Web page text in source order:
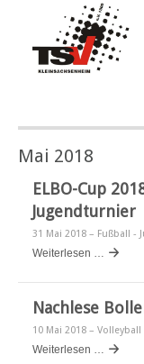
Mai 2018
ELBO-Cup
Jugendturnier
31 Mai 2018 – Fußball -
Weiterlesen …
Nachlese
10 Mai 2018 –
Weiterlesen …